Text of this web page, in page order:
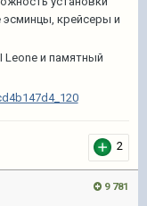
эсминцы, крейсеры и
Leone и памятный
2
9 781